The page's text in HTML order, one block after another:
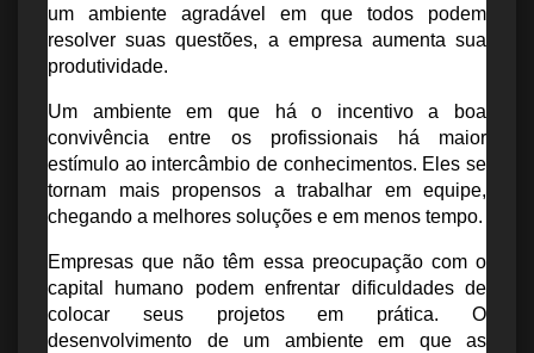
um ambiente agradável em que todos podem
resolver suas questões, a empresa aumenta sua
produtividade.
Um ambiente em que há o incentivo a boa
convivência entre os profissionais há maior
estímulo ao intercâmbio de conhecimentos. Eles se
tornam mais propensos a trabalhar em equipe,
chegando a melhores soluções e em menos tempo.
Empresas que não têm essa preocupação com o
capital humano podem enfrentar dificuldades de
colocar seus projetos em prática. O
desenvolvimento de um ambiente em que as